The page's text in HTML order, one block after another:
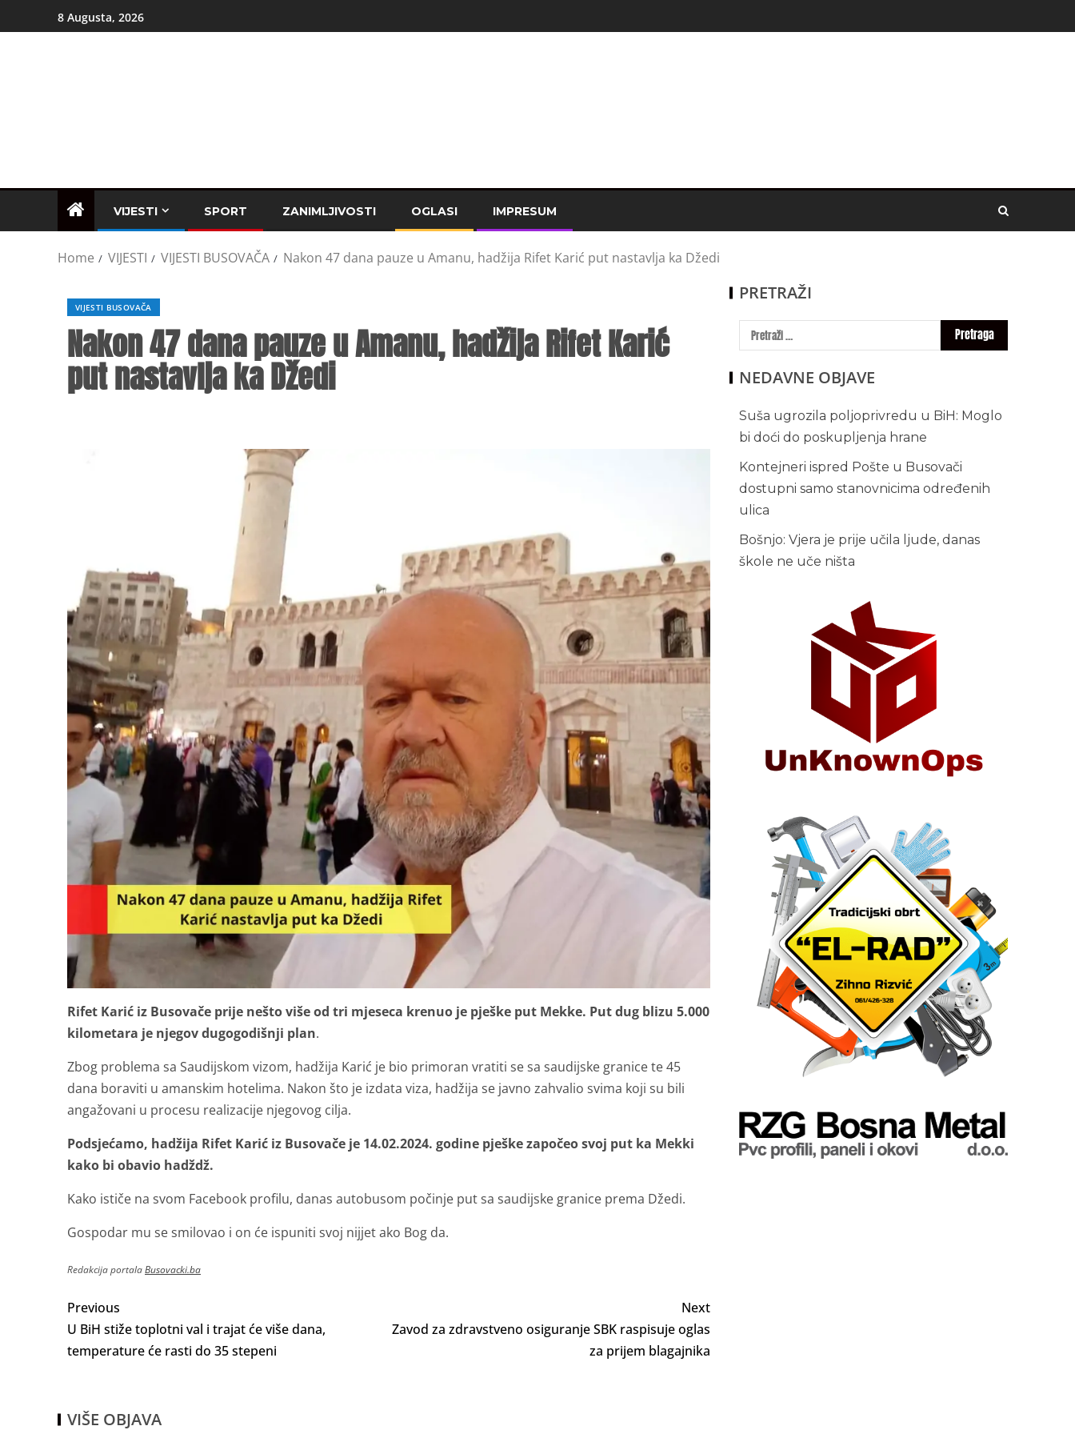
8 Augusta, 2026
VIJESTI SPORT ZANIMLJIVOSTI OGLASI IMPRESUM
Home VIJESTI VIJESTI BUSOVAČA Nakon 47 dana pauze u Amanu, hadžija Rifet Karić put nastavlja ka Džedi
VIJESTI BUSOVAČA
Nakon 47 dana pauze u Amanu, hadžija Rifet Karić
put nastavlja ka Džedi
Rifet Karić iz Busovače prije nešto više od tri mjeseca krenuo je pješke put Mekke. Put dug blizu 5.000
kilometara je njegov dugogodišnji plan.
Zbog problema sa Saudijskom vizom, hadžija Karić je bio primoran vratiti se sa saudijske granice te 45
dana boraviti u amanskim hotelima. Nakon što je izdata viza, hadžija se javno zahvalio svima koji su bili
angažovani u procesu realizacije njegovog cilja.
Podsjećamo, hadžija Rifet Karić iz Busovače je 14.02.2024. godine pješke započeo svoj put ka Mekki
kako bi obavio hadždž.
Kako ističe na svom Facebook profilu, danas autobusom počinje put sa saudijske granice prema Džedi.
Gospodar mu se smilovao i on će ispuniti svoj nijjet ako Bog da.
Redakcija portalaBusovacki.ba
Previous
U BiH stiže toplotni val i trajat će više dana,
temperature će rasti do 35 stepeni
Next
Zavod za zdravstveno osiguranje SBK raspisuje oglas
za prijem blagajnika
VIŠE OBJAVA
PRETRAŽI
NEDAVNE OBJAVE
Suša ugrozila poljoprivredu u BiH: Moglo
bi doći do poskupljenja hrane
Kontejneri ispred Pošte u Busovači
dostupni samo stanovnicima određenih
ulica
Bošnjo: Vjera je prije učila ljude, danas
škole ne uče ništa